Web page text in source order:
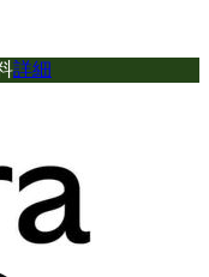
詳細